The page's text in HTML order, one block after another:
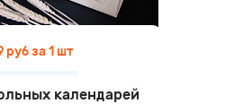
руб за 1 шт
календарей